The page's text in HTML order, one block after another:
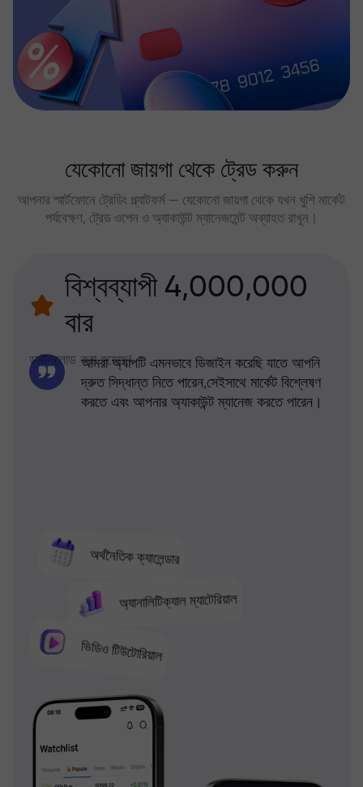
যেকোনো জায়গা থেকে ট্রেড করুন
আপনার স্মার্টফোনে ট্রেডিং প্ল্যাটফর্ম — যেকোনো জায়গা থেকে যখন খুশি মার্কেট
পর্যবেক্ষণ, ট্রেড ওপেন ও অ্যাকাউন্ট ম্যানেজমেন্ট অব্যাহত রাখুন।
বিশ্বব্যাপী 4,000,000
বার
ডাউনলোড করা হয়েছে!
অর্থনৈতিক ক্যালেন্ডার
অ্যানালিটিক্যাল ম্যাটেরিয়াল
ভিডিও টিউটোরিয়াল
আমরা অ্যাপটি এমনভাবে ডিজাইন করেছি যাতে আপনি
দ্রুত সিদ্ধান্ত নিতে পারেন,সেইসাথে মার্কেট বিশ্লেষণ
করতে এবং আপনার অ্যাকাউন্ট ম্যানেজ করতে পারেন।